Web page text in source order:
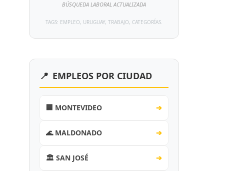
BÚSQUEDA LABORAL ACTUALIZADA
TAGS: EMPLEO, URUGUAY, TRABAJO, CATEGORÍAS.
📍 EMPLEOS POR CIUDAD
🏢 MONTEVIDEO ➔
🌊 MALDONADO ➔
🏛️ SAN JOSÉ ➔